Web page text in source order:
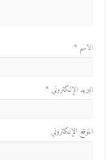
*
الإلكتروني*
الإلكتروني